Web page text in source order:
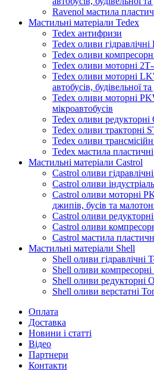
Ravenol мастила
Мастильні матеріали Tedex
Tedex антифризи
Tedex оливи
Tedex оливи
Tedex оливи моторні
Tedex оливи моторні
автобусів, будівельної
Tedex оливи моторні
мікроавтобусів
Tedex оливи редукторні
Tedex оливи тракторні
Tedex оливи
Tedex мастила пластичні
Мастильні матеріали Castrol
Castrol оливи
Castrol оливи
Castrol оливи моторні
джипів, бусів та
Castrol оливи
Castrol оливи
Castrol мастила
Мастильні матеріали Shell
Shell оливи гідравлічні
Shell оливи компресорні
Shell оливи редукторні
Shell оливи верстатні
Оплата
Доставка
Новини і статті
Відео
Партнери
Контакти